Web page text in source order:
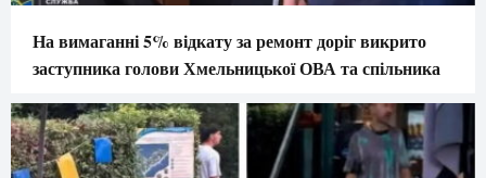
На вимаганні 5% відкату за ремонт доріг викрито
заступника голови Хмельницької ОВА та спільника